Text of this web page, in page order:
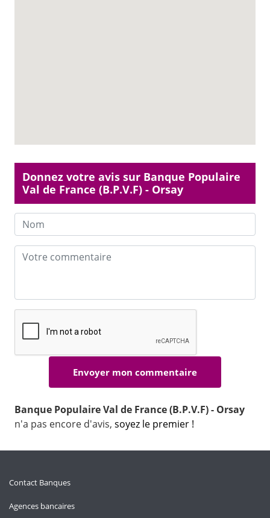
Donnez votre avis sur Banque Populaire
Val de France (B.P.V.F) - Orsay
Banque Populaire Val de France (B.P.V.F) - Orsay
n'a pas encore d'avis, soyez le premier !
Contact Banques
Agences bancaires